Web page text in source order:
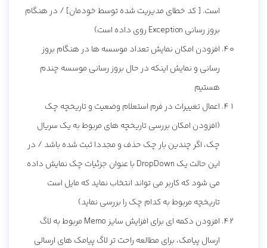
است. [ کد خطای مدیریت شده توسط خودمان] / در هنگام
بروز رسانی Exception روی داده است)
افزودن امکان نمایش تعداد موسسه ها در هنگام بروز
رسانی و نمایش اینکه در حال بروز رسانی موسسه چندم
هستیم
اعمال تغییرات در فرم استعلام وضعیت و تاریخچه چک
(افزودن امکان بررسی تاریخچه های مربوط به یک سریال
چک، اگر چندین بار چک حذف و مجددا ثبت شده باشد / در
این حالت یک DropDown با عنوان جزئیات چک نمایش داده
می شود که کاربر می تواند انتخاب نماید که مایل است
تاریخچه مربوط به کدام چک را بررسی نماید)
افزودن دکمه ای برای افزایش سایز Memo مربوط به لاگ
ارسال پیامک، برای مطالعه راحت تر لاگ پیامک های ارسالی